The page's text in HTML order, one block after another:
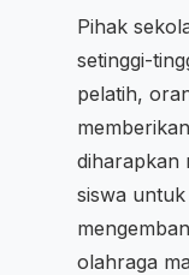
Pihak
setinggi-
pelatih,
diharapkan
siswa
olahraga